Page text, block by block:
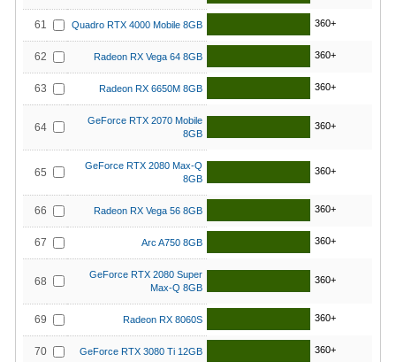
61 Quadro RTX 4000 Mobile 8GB 360+
62 Radeon RX Vega 64 8GB 360+
63 Radeon RX 6650M 8GB 360+
64
GeForce RTX 2070 Mobile
8GB
360+
65
GeForce RTX 2080 Max-Q
8GB
360+
66 Radeon RX Vega 56 8GB 360+
67 Arc A750 8GB 360+
68
GeForce RTX 2080 Super
Max-Q 8GB
360+
69 Radeon RX 8060S 360+
70 GeForce RTX 3080 Ti 12GB 360+